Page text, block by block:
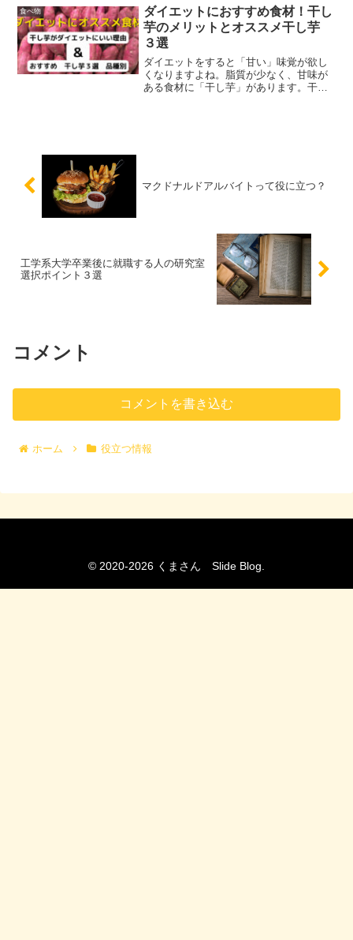
ため知識に入れれもらえると幸いです。
膿瘍切開手術から入院までの記事です。
食べ物
ダイエットにおすすめ食材！干し
芋のメリットとオススメ干し芋
３選
ダイエットをすると「甘い」味覚が欲し
くなりますよね。脂質が少なく、甘味が
ある食材に「干し芋」があります。干し
マクドナルドアルバイトって役に立つ？
工学系大学卒業後に就職する人の研究室
選択ポイント３選
コメント
コメントを書き込む
ホーム 役立つ情報
© 2020-2026 くまさん Slide Blog.